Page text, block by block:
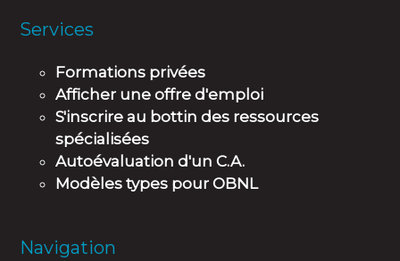
Services
Formations privées
Afficher une offre d'emploi
S'inscrire au bottin des ressources
spécialisées
Autoévaluation d'un C.A.
Modèles types pour OBNL
Navigation